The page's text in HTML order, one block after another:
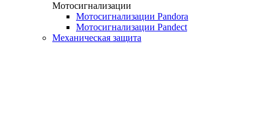
Мотосигнализации
Мотосигнализации Pandora
Мотосигнализации Pandect
Механическая защита